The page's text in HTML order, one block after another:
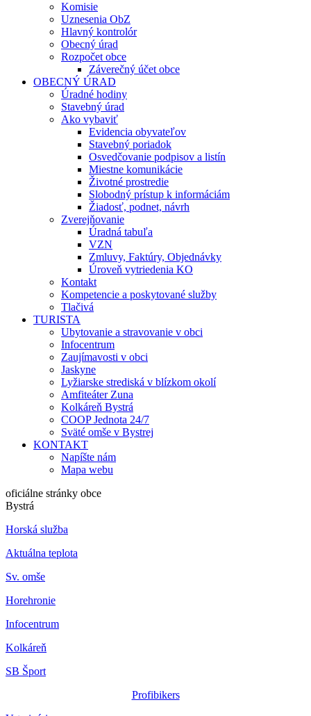
Komisie
Uznesenia ObZ
Hlavný kontrolór
Obecný úrad
Rozpočet obce
Záverečný účet obce
OBECNÝ ÚRAD
Úradné hodiny
Stavebný úrad
Ako vybaviť
Evidencia obyvateľov
Stavebný poriadok
Osvedčovanie podpisov a listín
Miestne komunikácie
Životné prostredie
Slobodný prístup k informáciám
Žiadosť, podnet, návrh
Zverejňovanie
Úradná tabuľa
VZN
Zmluvy, Faktúry, Objednávky
Úroveň vytriedenia KO
Kontakt
Kompetencie a poskytované služby
Tlačivá
TURISTA
Ubytovanie a stravovanie v obci
Infocentrum
Zaujímavosti v obci
Jaskyne
Lyžiarske strediská v blízkom okolí
Amfiteáter Zuna
Kolkáreň Bystrá
COOP Jednota 24/7
Sväté omše v Bystrej
KONTAKT
Napíšte nám
Mapa webu
oficiálne stránky obce
Bystrá
Horská služba
Aktuálna teplota
Sv. omše
Horehronie
Infocentrum
Kolkáreň
SB Šport
Profibikers